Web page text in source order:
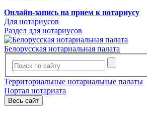
Онлайн-запись на прием к нотариусу
Для нотариусов
Раздел для нотариусов
Белорусская нотариальная палата
Территориальные нотариальные палаты
Портал нотариата
Весь сайт